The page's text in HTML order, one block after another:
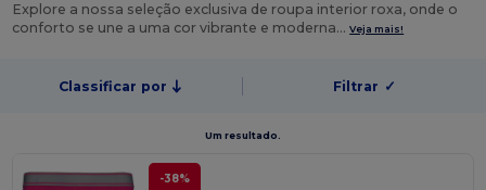
Explore a nossa seleção exclusiva de roupa interior roxa, onde o
conforto se une a uma cor vibrante e moderna…Veja mais!
Classificar por Filtrar ✓
Um resultado.
-38%